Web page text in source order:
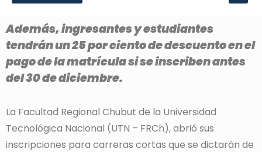
Además, ingresantes y estudiantes
tendrán un 25 por ciento de descuento en el
pago de la matrícula si se inscriben antes
del 30 de diciembre.
La Facultad Regional Chubut de la Universidad
Tecnológica Nacional (UTN – FRCh), abrió sus
inscripciones para carreras cortas que se dictarán de